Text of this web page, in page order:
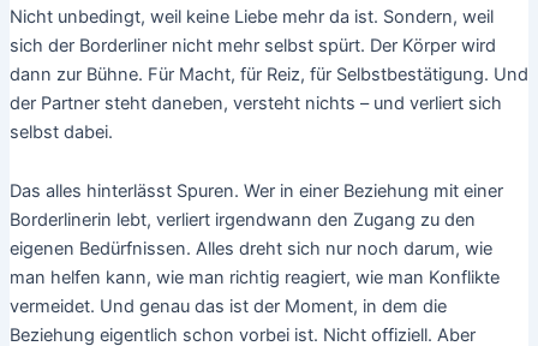
Nicht unbedingt, weil keine Liebe mehr da ist. Sondern, weil
sich der Borderliner nicht mehr selbst spürt. Der Körper wird
dann zur Bühne. Für Macht, für Reiz, für Selbstbestätigung. Und
der Partner steht daneben, versteht nichts – und verliert sich
selbst dabei.
Das alles hinterlässt Spuren. Wer in einer Beziehung mit einer
Borderlinerin lebt, verliert irgendwann den Zugang zu den
eigenen Bedürfnissen. Alles dreht sich nur noch darum, wie
man helfen kann, wie man richtig reagiert, wie man Konflikte
vermeidet. Und genau das ist der Moment, in dem die
Beziehung eigentlich schon vorbei ist. Nicht offiziell. Aber